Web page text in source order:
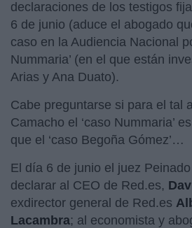
declaraciones de los testigos
6 de junio (aduce el abogado
caso en la Audiencia Nacional
Nummaria’ (en el que están
Arias y Ana Duato).
Cabe preguntarse si para el tal
Camacho el ‘caso Nummaria’
que el ‘caso Begoña Gómez’…
El día 6 de junio el juez
declarar al CEO de Red.es,
exdirector general de Red.es
Lacambra; al economista y